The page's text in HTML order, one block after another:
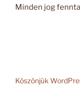
Minden jog
Köszönjük